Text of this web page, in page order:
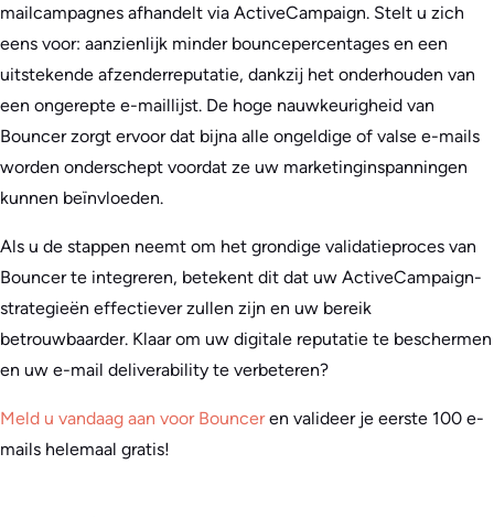
mailcampagnes afhandelt via ActiveCampaign. Stelt u zich
eens voor: aanzienlijk minder bouncepercentages en een
uitstekende afzenderreputatie, dankzij het onderhouden van
een ongerepte e-maillijst. De hoge nauwkeurigheid van
Bouncer zorgt ervoor dat bijna alle ongeldige of valse e-mails
worden onderschept voordat ze uw marketinginspanningen
kunnen beïnvloeden.
Als u de stappen neemt om het grondige validatieproces van
Bouncer te integreren, betekent dit dat uw ActiveCampaign-
strategieën effectiever zullen zijn en uw bereik
betrouwbaarder. Klaar om uw digitale reputatie te beschermen
en uw e-mail deliverability te verbeteren?
Meld u vandaag aan voor Bounceren valideer je eerste 100 e-
mails helemaal gratis!